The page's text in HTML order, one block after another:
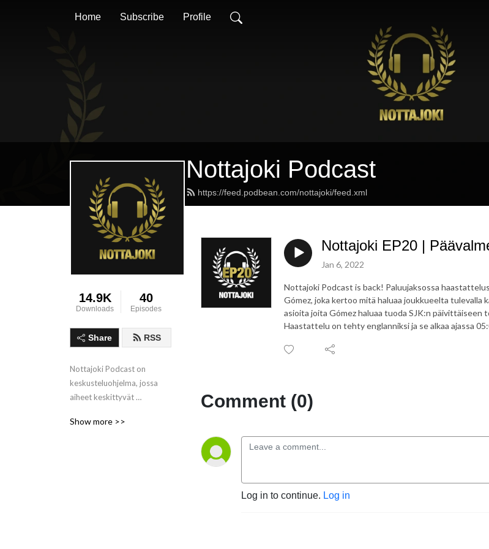
Home Subscribe Profile
Nottajoki Podcast
https://feed.podbean.com/nottajoki/feed.xml
14.9K
Downloads
40
Episodes
Share RSS
Nottajoki Podcast on
keskusteluohjelma, jossa
aiheet keskittyvät
tapahtuviin asioihin
Show more >>
Nottajoki EP20 |
Jan 6, 2022
Nottajoki Podcast is back! Paluujaksossa
Gómez, joka kertoo mitä haluaa joukkueelta tulevalla
asioita joita Gómez haluaa tuoda SJK:n päivittäiseen
Haastattelu on tehty englanniksi ja se alkaa ajassa
Comment (0)
Log in to continue. Log in